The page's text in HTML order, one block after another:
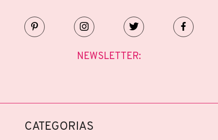
NEWSLETTER:
CATEGORIAS